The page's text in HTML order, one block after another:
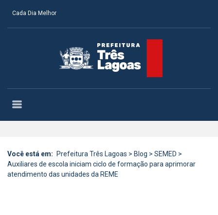
Cada Dia Melhor
Você está em: Prefeitura Três Lagoas > Blog > SEMED >
Auxiliares de escola iniciam ciclo de formação para aprimorar
atendimento das unidades da REME